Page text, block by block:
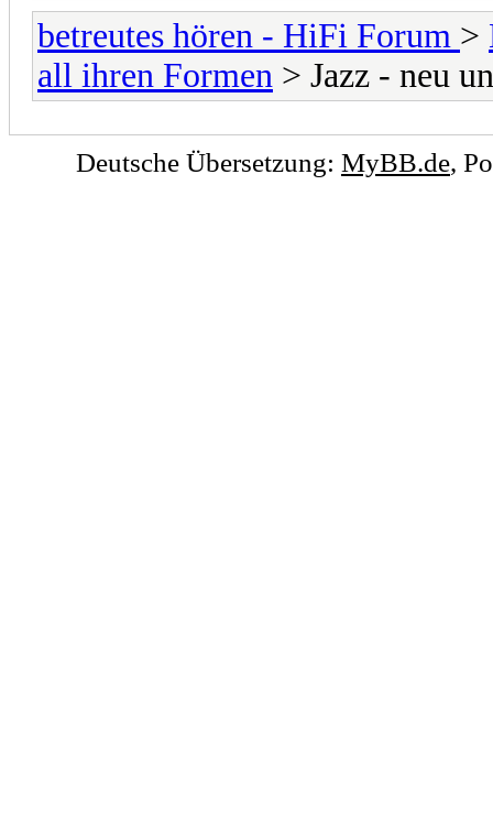
betreutes hören - HiFi Forum >
all ihren Formen > Jazz - neu
Deutsche Übersetzung: MyBB.de,